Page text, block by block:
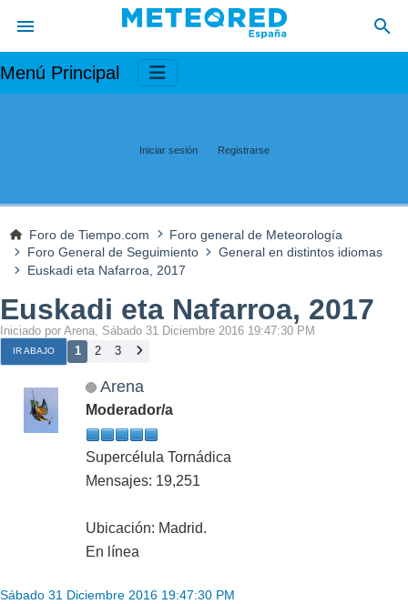
Menú Principal
Iniciar sesión Registrarse
Foro de Tiempo.com
Foro general de Meteorología
Foro General de Seguimiento
General en distintos idiomas
Euskadi eta Nafarroa, 2017
Euskadi eta Nafarroa, 2017
Iniciado por Arena, Sábado 31 Diciembre 2016 19:47:30 PM
IR ABAJO 1 2 3
Arena
Moderador/a
Supercélula Tornádica
Mensajes: 19,251
Ubicación: Madrid.
En línea
Sábado 31 Diciembre 2016 19:47:30 PM